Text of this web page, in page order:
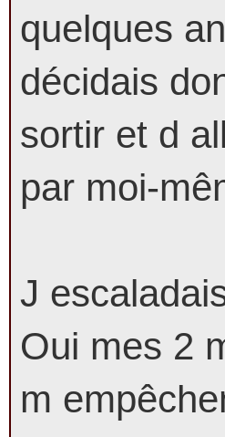
quelques
décidais
sortir et d
par moi-
J
Oui mes 2
m